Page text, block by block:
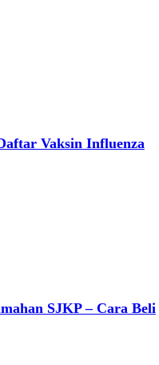
Vaksin Influenza
SJKP – Cara Beli